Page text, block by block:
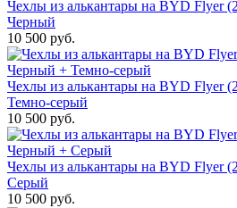
Чехлы из алькантары на BYD Flyer
Черный
10 500 руб.
Чехлы из алькантары на BYD Flyer
Темно-серый
10 500 руб.
Чехлы из алькантары на BYD Flyer
Серый
10 500 руб.